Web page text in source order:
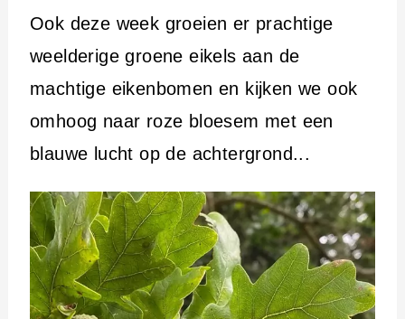
Ook deze week groeien er prachtige
weelderige groene eikels aan de
machtige eikenbomen en kijken we ook
omhoog naar roze bloesem met een
blauwe lucht op de achtergrond...